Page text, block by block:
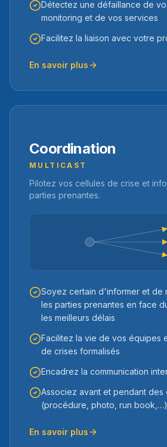
Détectez une défaillance de
monitoring et de vos services
Facilitez la liaison avec votre
En savoir plus
Coordination
MULTICAST
Pilotez vos cellules de crise et
parties prenantes.
Soyez certain d'informer et de
les parties prenantes en face
les meilleurs délais
Facilitez la vie de vos équipes
de crises formalisés
Encadrez la communication
Associez avant et pendant des
(procédure, photo, run book,…)
En savoir plus